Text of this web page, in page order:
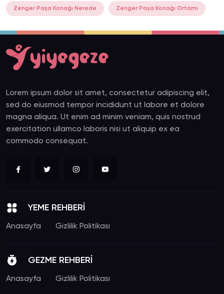
Zenger Paşa Konağı Nerede Zenger Paşa Konağı Ortamı
Lorem ipsum dolor sit amet, consectetur adipiscing elit,
sed do eiusmod tempor incididunt ut labore et dolore
magna aliqua. Ut enim ad minim veniam, quis nostrud
exercitation ullamco laboris nisi ut aliquip ex ea
commodo consequat.
YEME REHBERİ
Anasayfa Gizlilik Politikası
GEZME REHBERİ
Anasayfa Gizlilik Politikası